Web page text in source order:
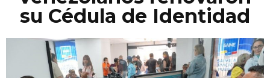
su Cédula de Identidad